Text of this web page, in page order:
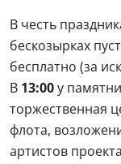
18:30состоится
«Именины»,
воспитанников
С11:00 до 19:00
классы по
полудня до